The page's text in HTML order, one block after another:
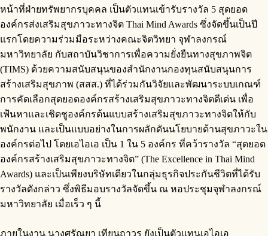
หน้าที่ฝ่ายทรัพยากรบุคคล เป็นตัวแทนเข้ารับรางวัล 5 สุดยอด
องค์กรส่งเสริมสุขภาวะทางจิต Thai Mind Awards ซึ่งจัดขึ้นเป็นปี
แรกโดยความร่วมมือระหว่างคณะจิตวิทยา จุฬาลงกรณ์
มหาวิทยาลัย กับสถาบันวิชาการเพื่อความยั่งยืนทางสุขภาพจิต
(TIMS) ด้วยความสนับสนุนของสำนักงานกองทุนสนับสนุนการ
สร้างเสริมสุขภาพ (สสส.) ที่ได้ร่วมกันวิจัยและพัฒนาระบบเกณฑ์
การคัดเลือกสุดยอดองค์กรสร้างเสริมสุขภาวะทางจิตดีเด่น เพื่อ
เฟ้นหาและเชิดชูองค์กรต้นแบบสร้างเสริมสุขภาวะทางจิตให้กับ
พนักงาน และเป็นแบบอย่างในการผลักดันนโยบายด้านสุขภาวะใน
องค์กรต่อไป โดยเอไอเอ เป็น 1 ใน 5 องค์กร ที่คว้ารางวัล “สุดยอด
องค์กรสร้างเสริมสุขภาวะทางจิต” (The Excellence in Thai Mind
Awards) และเป็นเพียงบริษัทเดียวในกลุ่มธุรกิจประกันชีวิตที่ได้รับ
รางวัลดังกล่าว ซึ่งพิธีมอบรางวัลจัดขึ้น ณ หอประชุมจุฬาลงกรณ์
มหาวิทยาลัย เมื่อเร็ว ๆ นี้
ภายในงาน นางศรัณยา เทียนถาวร ยังเป็นตัวแทนเอไอเอ